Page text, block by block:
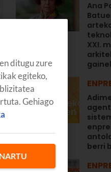
Ana
XXI.
berri
ditugu zure
egiteko,
Gehiago